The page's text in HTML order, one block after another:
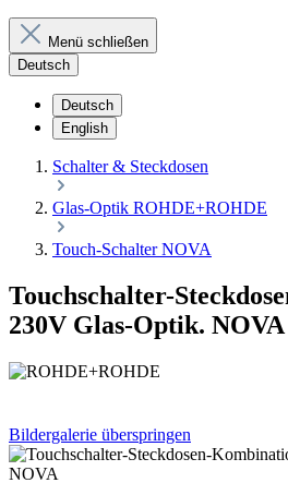
Menü schließen
Deutsch
Deutsch
English
Schalter & Steckdosen
Glas-Optik ROHDE+ROHDE
Touch-Schalter NOVA
Touchschalter-
230V Glas-Optik. NOVA
Bildergalerie überspringen